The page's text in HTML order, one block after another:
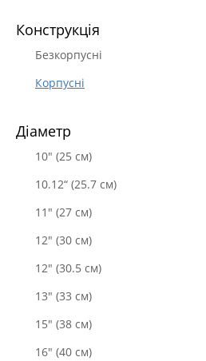
Конструкція
Безкорпусні
Корпусні
Діаметр
10" (25 см)
10.12“ (25.7 см)
11" (27 см)
12" (30 см)
12" (30.5 см)
13" (33 см)
15" (38 см)
16" (40 см)